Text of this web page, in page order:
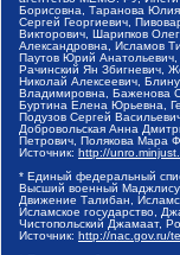
Борисовна, Таранова Юлия
Сергей Георгиевич,
Викторович, Шарипков
Александровна, Исламов
Паутов Юрий Анатольевич,
Рачинский Ян Збигневич,
Николай Алексеевич,
Владимировна, Баженова
Буртина Елена Юрьевна,
Подузов Сергей
Добровольская Анна
Петрович, Полякова Мара
Источник: http://
* Единый федеральный
Высший военный
Движение Талибан,
Исламское государство,
Чистопольский Джамаат,
Источник: http://nac.gov.ru/